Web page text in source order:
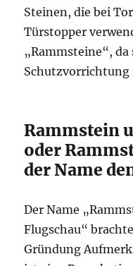
Steinen, die bei
Türstopper
„Rammsteine“, da
Schutzvorrichtung
Rammstein
oder
der Name
Der Name
Flugschau“
Gründung